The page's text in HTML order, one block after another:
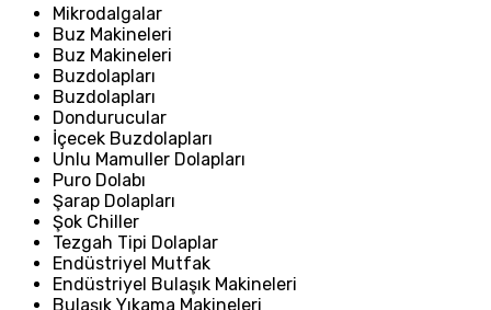
Mikrodalgalar
Buz Makineleri
Buz Makineleri
Buzdolapları
Buzdolapları
Dondurucular
İçecek Buzdolapları
Unlu Mamuller Dolapları
Puro Dolabı
Şarap Dolapları
Şok Chiller
Tezgah Tipi Dolaplar
Endüstriyel Mutfak
Endüstriyel Bulaşık Makineleri
Bulaşık Yıkama Makineleri